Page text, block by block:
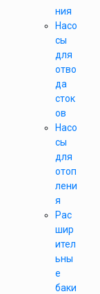
ния
Насо
сы
для
отво
да
сток
ов
Насо
сы
для
отоп
лени
я
Рас
шир
ител
ьны
е
баки